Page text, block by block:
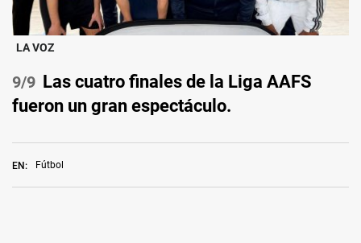
EN: Fútbol
LA VOZ
/9 Las cuatro finales de la Liga AAFS
fueron un gran espectáculo.